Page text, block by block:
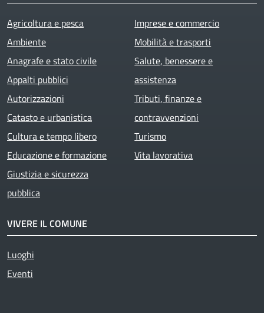
Agricoltura e pesca
Ambiente
Anagrafe e stato civile
Appalti pubblici
Autorizzazioni
Catasto e urbanistica
Cultura e tempo libero
Educazione e formazione
Giustizia e sicurezza
pubblica
Imprese e commercio
Mobilità e trasporti
Salute, benessere e
assistenza
Tributi, finanze e
contravvenzioni
Turismo
Vita lavorativa
VIVERE IL COMUNE
Luoghi
Eventi